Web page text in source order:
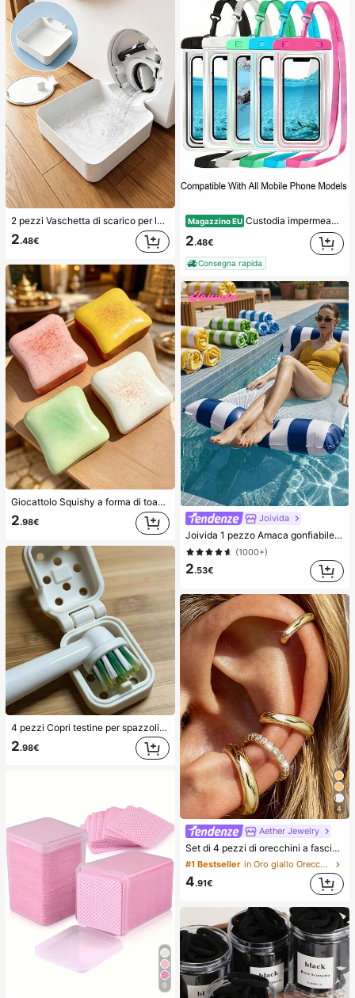
2 pezzi Vaschetta di scarico per lavatrice, Tappetino di protezione impermeabile per pavimento della lavanderia, Vaschetta anti-traboccamento e anti-perdita, Accessori durevoli per lavatrice, Forniture per la pulizia dell'area lavanderia domestica & Organizzazione della casa
2.48€
Giocattolo Squishy a forma di toast extra large, super morbido, giocattolo antistress a forma di toast al burro, disponibile in rosa, giallo, bianco e verde, giocattolo squishy antistress -- perfetto per regali di compleanno e festività, piccoli regali quotidiani a sorpresa, kawaii, miglioratore dell'umore
2.98€
4 pezzi Copri testine per spazzolino elettrico con fori di ventilazione per la circolazione dell'aria e l'asciugatura, riducono gli odori. Copri testine per spazzolino creativi e alla moda, manicotti protettivi per spazzolino. Leggeri e pratici, adatti per i viaggi in famiglia
2.98€
9
Magazzino EU Custodia impermeabile universale per telefono, Borsa impermeabile per telefono - Con funzione luminosa, Borsa impermeabile per telefono, Custodia impermeabile per telefono, Compatibile con 17 16 15 14 13 Pro Max Plus Air, Adatta per nuoto, rafting, immersioni, fotografia subacquea, spiaggia, sport all'aperto, viaggi, vacanze, piscina, sport all'aperto, Confezione da 8/5/4/3/2/1, Essenziali estivi
2.48€
Consegna rapida
Joivida
Joivida 1 pezzo Amaca gonfiabile da piscina con rete - Lettino per adulti a righe, adatto per vacanze, feste e relax, disponibile in rosa, giallo, bianco, verde, blu e altri colori, amaca da esterno, essenziale per spiaggia e piscina, ottimo per la fotografia
(1000+)
2.53€
4
Aether Jewelry
Set di 4 pezzi di orecchini a fascia minimalisti in zirconia cubica - Possono essere impilati, senza bisogno di foratura, adatti per l'uso quotidiano in ufficio (Set da 4 pezzi, non 4 paia), Regalo per lei
#1 Bestseller in Oro giallo Orecchini da donna
4.91€